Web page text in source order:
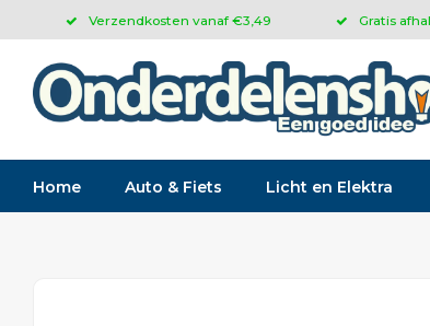
Verzendkosten vanaf €3,49 Gratis
Home Auto & Fiets Licht en Elektra